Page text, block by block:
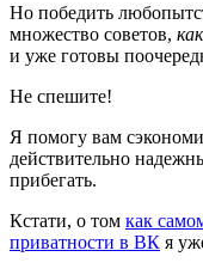
Но победить
множество советов,
и уже готовы
Не спешите!
Я помогу вам
действительно
прибегать.
Кстати, о том как
приватности в ВК я